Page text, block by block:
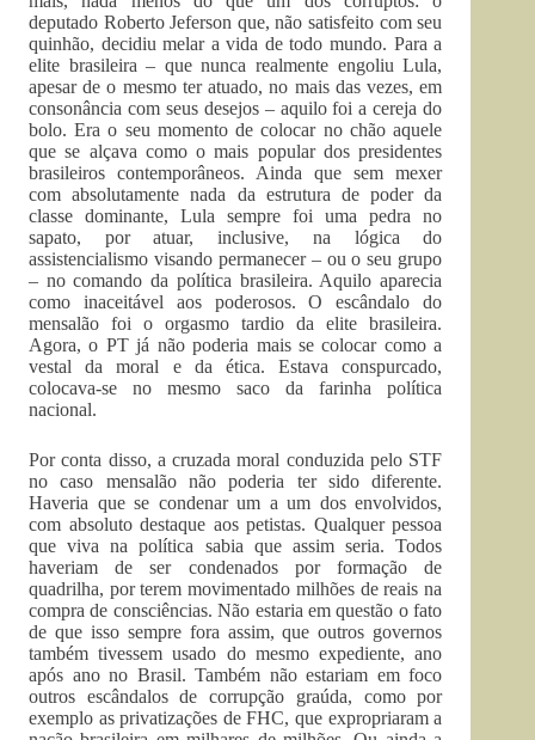
deputado Roberto Jeferson que, não satisfeito com seu
quinhão, decidiu melar a vida de todo mundo. Para a
elite brasileira – que nunca realmente engoliu Lula,
apesar de o mesmo ter atuado, no mais das vezes, em
consonância com seus desejos – aquilo foi a cereja do
bolo. Era o seu momento de colocar no chão aquele
que se alçava como o mais popular dos presidentes
brasileiros contemporâneos. Ainda que sem mexer
com absolutamente nada da estrutura de poder da
classe dominante, Lula sempre foi uma pedra no
sapato, por atuar, inclusive, na lógica do
assistencialismo visando permanecer – ou o seu grupo
– no comando da política brasileira. Aquilo aparecia
como inaceitável aos poderosos. O escândalo do
mensalão foi o orgasmo tardio da elite brasileira.
Agora, o PT já não poderia mais se colocar como a
vestal da moral e da ética. Estava conspurcado,
colocava-se no mesmo saco da farinha política
nacional.
Por conta disso, a cruzada moral conduzida pelo STF
no caso mensalão não poderia ter sido diferente.
Haveria que se condenar um a um dos envolvidos,
com absoluto destaque aos petistas. Qualquer pessoa
que viva na política sabia que assim seria. Todos
haveriam de ser condenados por formação de
quadrilha, por terem movimentado milhões de reais na
compra de consciências. Não estaria em questão o fato
de que isso sempre fora assim, que outros governos
também tivessem usado do mesmo expediente, ano
após ano no Brasil. Também não estariam em foco
outros escândalos de corrupção graúda, como por
exemplo as privatizações de FHC, que expropriaram a